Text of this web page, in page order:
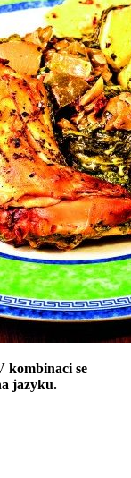
kombinaci se
jazyku.